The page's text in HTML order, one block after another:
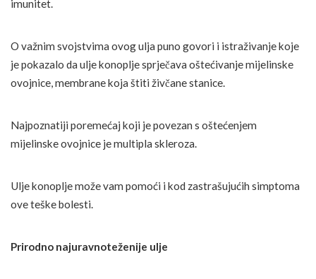
imunitet.
O važnim svojstvima ovog ulja puno govori i istraživanje koje
je pokazalo da ulje konoplje sprječava oštećivanje mijelinske
ovojnice, membrane koja štiti živčane stanice.
Najpoznatiji poremećaj koji je povezan s oštećenjem
mijelinske ovojnice je multipla skleroza.
Ulje konoplje može vam pomoći i kod zastrašujućih simptoma
ove teške bolesti.
Prirodno najuravnoteženije ulje